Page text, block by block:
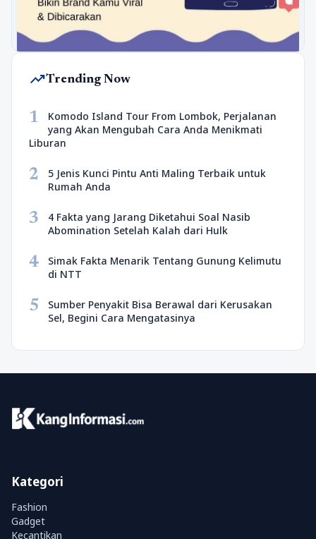
trending_upTrending Now
1
Komodo Island Tour From Lombok, Perjalanan
yang Akan Mengubah Cara Anda Menikmati
Liburan
2
5 Jenis Kunci Pintu Anti Maling Terbaik untuk
Rumah Anda
3
4 Fakta yang Jarang Diketahui Soal Nasib
Abomination Setelah Kalah dari Hulk
4
Simak Fakta Menarik Tentang Gunung Kelimutu
di NTT
5
Sumber Penyakit Bisa Berawal dari Kerusakan
Sel, Begini Cara Mengatasinya
Kategori
Fashion
Gadget
Kecantikan